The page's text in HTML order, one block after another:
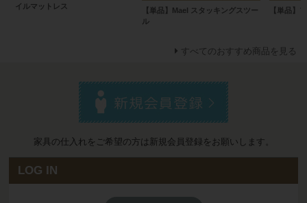
イルマットレス
【単品】Mael スタッキングスツー
ル
【単品】
すべてのおすすめ商品を見る
家具の仕入れをご希望の方は新規会員登録をお願いします。
LOG IN